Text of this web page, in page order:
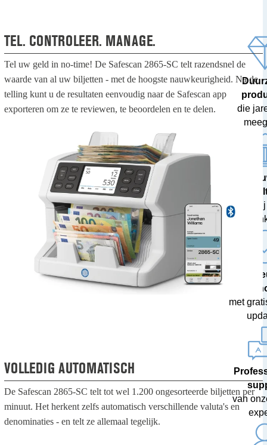
TEL. CONTROLEER. MANAGE.
Tel uw geld in no-time! De Safescan 2865-SC telt razendsnel de
waarde van al uw biljetten - met de hoogste nauwkeurigheid. Na de
telling kunt u de resultaten eenvoudig naar de Safescan app
exporteren om ze te reviewen, te beoordelen en te delen.
VOLLEDIG AUTOMATISCH
De Safescan 2865-SC telt tot wel 1.200 ongesorteerde biljetten per
minuut. Het herkent zelfs automatisch verschillende valuta's en
denominaties - en telt ze allemaal tegelijk.
die
100%
getest
De
met
van